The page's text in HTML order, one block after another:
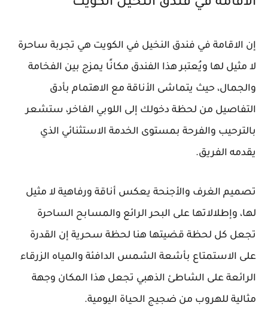
إن الاقامة في فندق النخيل في الكويت هي تجربة ساحرة
لا مثيل لها ويُعتبر هذا الفندق مكانًا يمزج بين الفخامة
والجمال، حيث يتماشى الأناقة مع الاهتمام بأدق
التفاصيل من لحظة دخولك إلى اللوبي الفاخر، ستشعر
بالترحيب والفرحة بمستوى الخدمة الاستثنائي الذي
يقدمه الفريق.
تصميم الغرف والأجنحة يعكس أناقة ورفاهية لا مثيل
لها، وإطلالاتها على البحر الرائع والمسابح الساحرة
تجعل كل لحظة قضيتها هنا لحظة سحرية إن القدرة
على الاستمتاع بأشعة الشمس الدافئة والمياه الزرقاء
الرائعة على الشاطئ الذهبي تجعل هذا المكان وجهة
مثالية للهروب من ضجيج الحياة اليومية.